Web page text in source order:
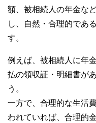
額、被相続人の年金な
し、自然・合理的であ
す。
例えば、被相続人に年
払の領収証・明細書が
う。
一方で、合理的な生活
われていれば、合理的